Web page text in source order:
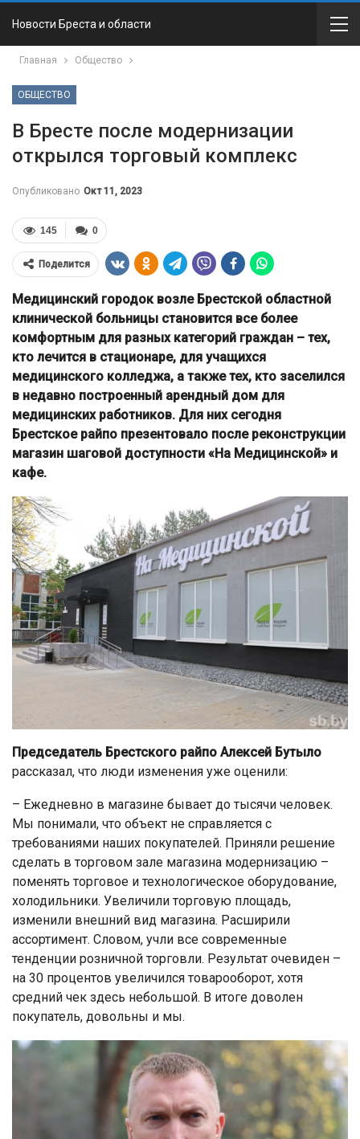
Новости Бреста и области
Главная Общество
ОБЩЕСТВО
В Бресте после модернизации
открылся торговый комплекс
Опубликовано Окт 11, 2023
0
145
Поделится
Медицинский городок возле Брестской областной
клинической больницы становится все более
комфортным для разных категорий граждан – тех,
кто лечится в стационаре, для учащихся
медицинского колледжа, а также тех, кто заселился
в недавно построенный арендный дом для
медицинских работников. Для них сегодня
Брестское райпо презентовало после реконструкции
магазин шаговой доступности «На Медицинской» и
кафе.
Председатель Брестского райпо Алексей Бутыло
рассказал, что люди изменения уже оценили:
– Ежедневно в магазине бывает до тысячи человек.
Мы понимали, что объект не справляется с
требованиями наших покупателей. Приняли решение
сделать в торговом зале магазина модернизацию –
поменять торговое и технологическое оборудование,
холодильники. Увеличили торговую площадь,
изменили внешний вид магазина. Расширили
ассортимент. Словом, учли все современные
тенденции розничной торговли. Результат очевиден –
на 30 процентов увеличился товарооборот, хотя
средний чек здесь небольшой. В итоге доволен
покупатель, довольны и мы.